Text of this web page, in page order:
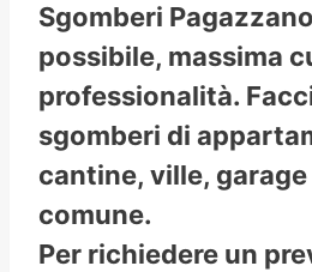
Sgomberi
possibile, massima
professionalità.
sgomberi di
cantine, ville,
comune.
Per richiedere un